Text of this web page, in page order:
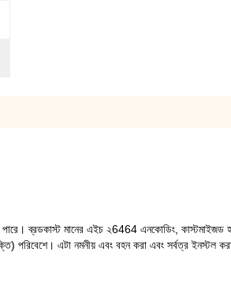
ব্রডকাস্ট মানের এইচ ২6464 এনকোডিং, কাস্টমাইজড
পরিবেশে। এটা নমনীয় এবং বহন করা এবং সর্বত্র ইনস্টল